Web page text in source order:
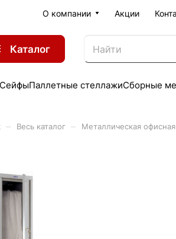
О компании Акции
Каталог
СейфыПаллетные стеллажиСборные
Весь каталог Металлическая